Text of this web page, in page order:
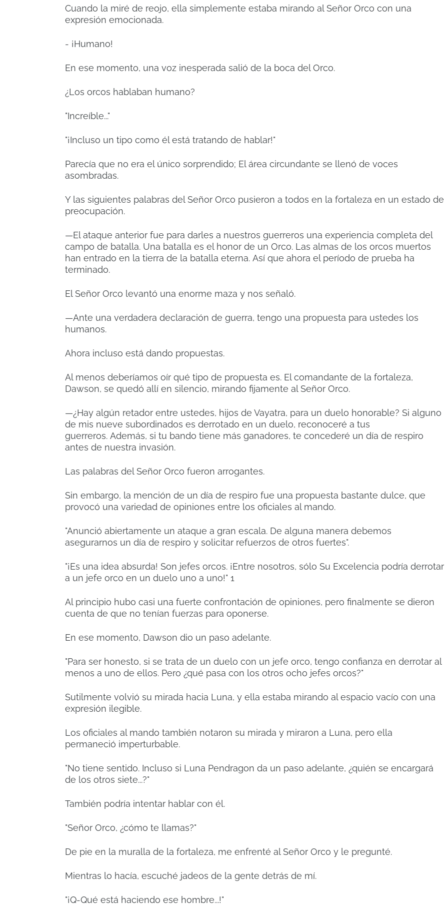
Cuando la miré de reojo, ella simplemente estaba mirando al Señor Orco con una
expresión emocionada.
- ¡Humano!
En ese momento, una voz inesperada salió de la boca del Orco.
¿Los orcos hablaban humano?
"Increíble..."
"¡Incluso un tipo como él está tratando de hablar!"
Parecía que no era el único sorprendido; El área circundante se llenó de voces
asombradas.
Y las siguientes palabras del Señor Orco pusieron a todos en la fortaleza en un estado de
preocupación.
—El ataque anterior fue para darles a nuestros guerreros una experiencia completa del
campo de batalla. Una batalla es el honor de un Orco. Las almas de los orcos muertos
han entrado en la tierra de la batalla eterna. Así que ahora el período de prueba ha
terminado.
El Señor Orco levantó una enorme maza y nos señaló.
—Ante una verdadera declaración de guerra, tengo una propuesta para ustedes los
humanos.
Ahora incluso está dando propuestas.
Al menos deberíamos oír qué tipo de propuesta es. El comandante de la fortaleza,
Dawson, se quedó allí en silencio, mirando fijamente al Señor Orco.
—¿Hay algún retador entre ustedes, hijos de Vayatra, para un duelo honorable? Si alguno
de mis nueve subordinados es derrotado en un duelo, reconoceré a tus
guerreros. Además, si tu bando tiene más ganadores, te concederé un día de respiro
antes de nuestra invasión.
Las palabras del Señor Orco fueron arrogantes.
Sin embargo, la mención de un día de respiro fue una propuesta bastante dulce, que
provocó una variedad de opiniones entre los oficiales al mando.
"Anunció abiertamente un ataque a gran escala. De alguna manera debemos
asegurarnos un día de respiro y solicitar refuerzos de otros fuertes".
"¡Es una idea absurda! Son jefes orcos. ¡Entre nosotros, sólo Su Excelencia podría derrotar
a un jefe orco en un duelo uno a uno!" 1
Al principio hubo casi una fuerte confrontación de opiniones, pero finalmente se dieron
cuenta de que no tenían fuerzas para oponerse.
En ese momento, Dawson dio un paso adelante.
"Para ser honesto, si se trata de un duelo con un jefe orco, tengo confianza en derrotar al
menos a uno de ellos. Pero ¿qué pasa con los otros ocho jefes orcos?"
Sutilmente volvió su mirada hacia Luna, y ella estaba mirando al espacio vacío con una
expresión ilegible.
Los oficiales al mando también notaron su mirada y miraron a Luna, pero ella
permaneció imperturbable.
"No tiene sentido. Incluso si Luna Pendragon da un paso adelante, ¿quién se encargará
de los otros siete...?"
También podría intentar hablar con él.
"Señor Orco, ¿cómo te llamas?"
De pie en la muralla de la fortaleza, me enfrenté al Señor Orco y le pregunté.
Mientras lo hacía, escuché jadeos de la gente detrás de mí.
"¡Q-Qué está haciendo ese hombre...!"